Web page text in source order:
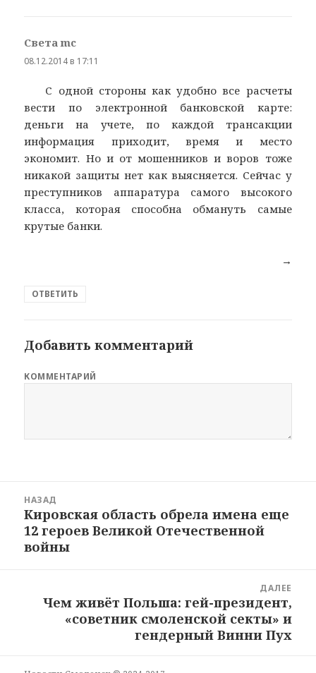
Света mc
08.12.2014 в 17:11
С одной стороны как удобно все расчеты
вести по электронной банковской карте:
деньги на учете, по каждой трансакции
информация приходит, время и место
экономит. Но и от мошенников и воров тоже
никакой защиты нет как выясняется. Сейчас у
преступников аппаратура самого высокого
класса, которая способна обмануть самые
крутые банки.
→
ОТВЕТИТЬ
Добавить комментарий
КОММЕНТАРИЙ
записям
НАЗАД
Предыдущая
запись:
Кировская область обрела имена еще
12 героев Великой Отечественной
войны
ДАЛЕЕ
Следующая
запись:
Чем живёт Польша: гей-президент,
«советник смоленской секты» и
гендерный Винни Пух